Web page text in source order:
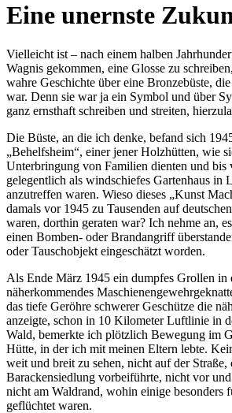
Eine unernste
Vielleicht ist – nach einem halben
Wagnis gekommen, eine Glosse zu
wahre Geschichte über eine Bronzebüste,
war. Denn sie war ja ein Symbol und über
ganz ernsthaft schreiben und streiten,
Die Büste, an die ich denke, befand sich
Behelfsheim , einer jener Holzhütten, wie
Unterbringung von Familien dienten und bis
gelegentlich als windschiefes Gartenhaus in
anzutreffen waren. Wieso dieses
Kunst
damals vor 1945 zu Tausenden auf
waren, dorthin geraten war? Ich nehme an,
einen Bomben- oder Brandangriff
oder Tauschobjekt eingeschätzt worden.
Als Ende März 1945 ein dumpfes Grollen in
näherkommendes
das tiefe Geröhre schwerer Geschütze die
anzeigte, schon in 10 Kilometer Luftlinie in
Wald, bemerkte ich plötzlich Bewegung im
Hütte, in der ich mit meinen Eltern lebte.
weit und breit zu sehen, nicht auf der
Barackensiedlung vorbeiführte, nicht vor
nicht am Waldrand, wohin einige besonders
geflüchtet waren.